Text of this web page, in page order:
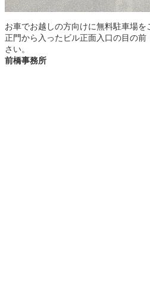
お車でお越しの方向けに無料駐車場を
正門から入ったビル正面入口の目の
さい。
前橋事務所